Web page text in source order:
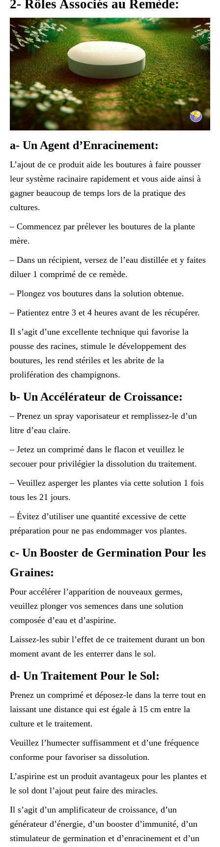
2- Rôles Associés au Remède:
a- Un Agent d’Enracinement:
L’ajout de ce produit aide les boutures à faire pousser
leur système racinaire rapidement et vous aide ainsi à
gagner beaucoup de temps lors de la pratique des
cultures.
– Commencez par prélever les boutures de la plante
mère.
– Dans un récipient, versez de l’eau distillée et y faites
diluer 1 comprimé de ce remède.
– Plongez vos boutures dans la solution obtenue.
– Patientez entre 3 et 4 heures avant de les récupérer.
Il s’agit d’une excellente technique qui favorise la
pousse des racines, stimule le développement des
boutures, les rend stériles et les abrite de la
prolifération des champignons.
b- Un Accélérateur de Croissance:
– Prenez un spray vaporisateur et remplissez-le d’un
litre d’eau claire.
– Jetez un comprimé dans le flacon et veuillez le
secouer pour privilégier la dissolution du traitement.
– Veuillez asperger les plantes via cette solution 1 fois
tous les 21 jours.
– Évitez d’utiliser une quantité excessive de cette
préparation pour ne pas endommager vos plantes.
c- Un Booster de Germination Pour les
Graines:
Pour accélérer l’apparition de nouveaux germes,
veuillez plonger vos semences dans une solution
composée d’eau et d’aspirine.
Laissez-les subir l’effet de ce traitement durant un bon
moment avant de les enterrer dans le sol.
d- Un Traitement Pour le Sol:
Prenez un comprimé et déposez-le dans la terre tout en
laissant une distance qui est égale à 15 cm entre la
culture et le traitement.
Veuillez l’humecter suffisamment et d’une fréquence
conforme pour favoriser sa dissolution.
L’aspirine est un produit avantageux pour les plantes et
le sol dont l’ajout peut faire des miracles.
Il s’agit d’un amplificateur de croissance, d’un
générateur d’énergie, d’un booster d’immunité, d’un
stimulateur de germination et d’enracinement et d’un